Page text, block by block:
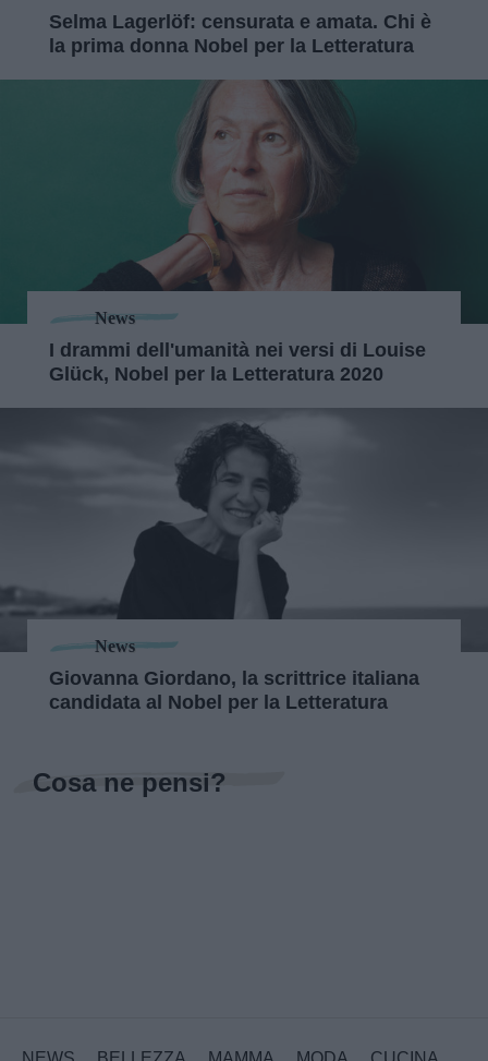
Selma Lagerlöf: censurata e amata. Chi è
la prima donna Nobel per la Letteratura
News
I drammi dell'umanità nei versi di Louise
Glück, Nobel per la Letteratura 2020
News
Giovanna Giordano, la scrittrice italiana
candidata al Nobel per la Letteratura
Cosa ne pensi?